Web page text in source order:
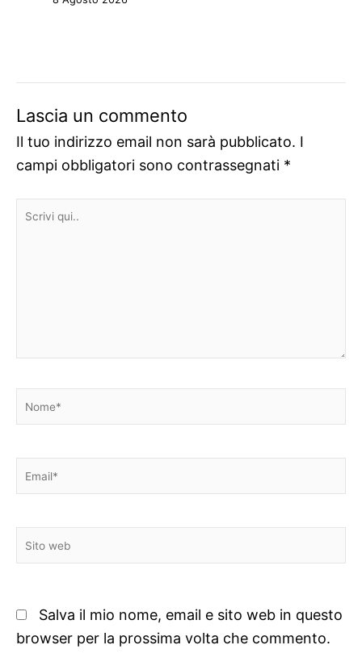
Lascia un commento
Il tuo indirizzo email non sarà pubblicato. I
campi obbligatori sono contrassegnati *
Scrivi
Nome*
Email*
Sito
web
Salva il mio nome, email e sito web in questo
browser per la prossima volta che commento.